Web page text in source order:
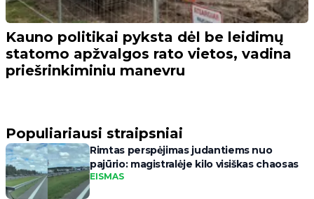
Kauno politikai pyksta dėl be leidimų
statomo apžvalgos rato vietos, vadina
priešrinkiminiu manevru
Populiariausi straipsniai
Rimtas perspėjimas judantiems nuo
pajūrio: magistralėje kilo visiškas chaosas
EISMAS